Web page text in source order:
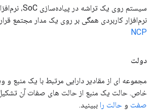
نرم‌افزار کاربردی همگی بر روی یک مدار مجتمع قرار
NCP
دولت
مجموعه ای از مقادیر دارایی مرتبط با یک منبع و
خاص. حالت یک منبع از حالت های صفات آن
صفت و حالت را ببینید.